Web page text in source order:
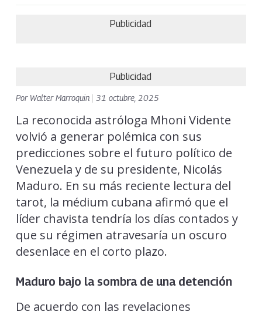
Publicidad
Publicidad
Por Walter Marroquin 31 octubre, 2025
La reconocida astróloga Mhoni Vidente
volvió a generar polémica con sus
predicciones sobre el futuro político de
Venezuela y de su presidente, Nicolás
Maduro. En su más reciente lectura del
tarot, la médium cubana afirmó que el
líder chavista tendría los días contados y
que su régimen atravesaría un oscuro
desenlace en el corto plazo.
Maduro bajo la sombra de una detención
De acuerdo con las revelaciones